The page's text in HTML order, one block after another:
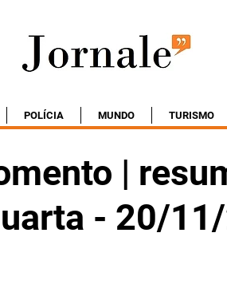
POLÍCIA MUNDO TURISMO
|
- 20/